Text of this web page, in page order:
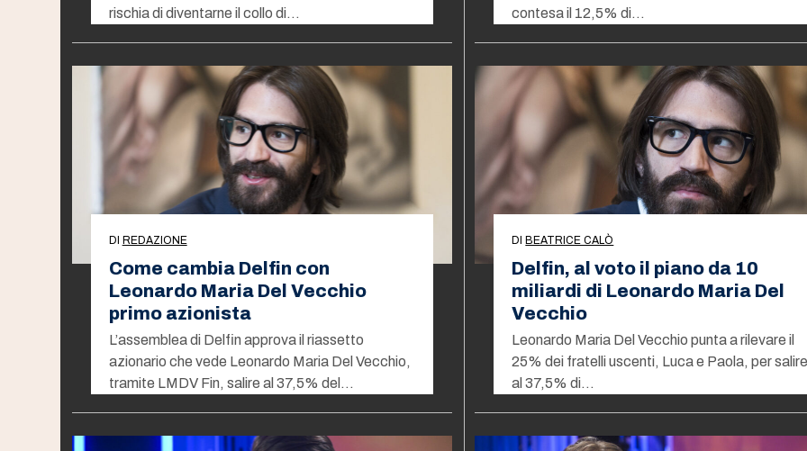
rischia di diventarne il collo di…
contesa il 12,5% di…
DI REDAZIONE
Come cambia Delfin con
Leonardo Maria Del Vecchio
primo azionista
L’assemblea di Delfin approva il riassetto
azionario che vede Leonardo Maria Del Vecchio,
tramite LMDV Fin, salire al 37,5% del…
DIBEATRICE CALÒ
Delfin, al voto il piano da 10
miliardi di Leonardo Maria Del
Vecchio
Leonardo Maria Del Vecchio punta a rilevare il
25% dei fratelli uscenti, Luca e Paola, per salire
al 37,5% di…